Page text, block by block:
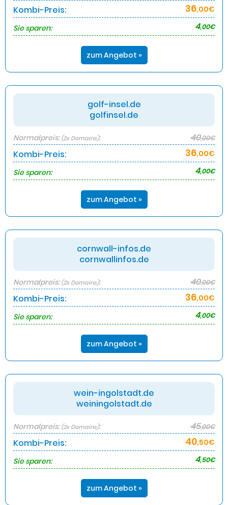
Kombi-Preis: 36,00€
Sie sparen:
4,00€
zum Angebot »
golf-insel.de
golfinsel.de
Normalpreis:(2x Domains): 40,00€
Kombi-Preis: 36,00€
Sie sparen:
4,00€
zum Angebot »
cornwall-infos.de
cornwallinfos.de
Normalpreis:(2x Domains): 40,00€
Kombi-Preis: 36,00€
Sie sparen:
4,00€
zum Angebot »
wein-ingolstadt.de
weiningolstadt.de
Normalpreis:(2x Domains): 45,00€
Kombi-Preis: 40,50€
Sie sparen:
4,50€
zum Angebot »